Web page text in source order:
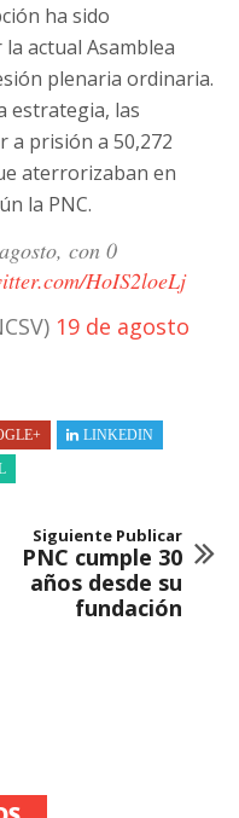
ha sido
actual Asamblea
plenaria ordinaria.
estrategia, las
a prisión a 50,272
aterrorizaban en
la PNC.
con 0
HoIS2loeLj
19 de agosto
LINKEDIN
Siguiente Publicar
PNC cumple 30
años desde su
fundación